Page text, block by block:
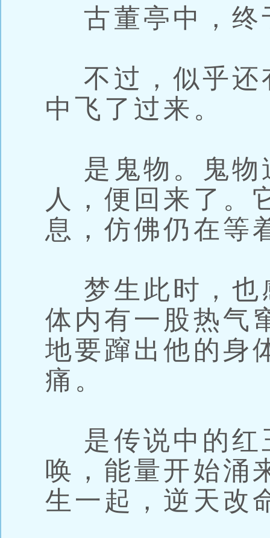
古董亭中，终
不过，似乎还
中飞了过来。
是鬼物。鬼物
人，便回来了。
息，仿佛仍在等
梦生此时，也
体内有一股热气
地要蹿出他的身
痛。
是传说中的红
唤，能量开始涌
生一起，逆天改